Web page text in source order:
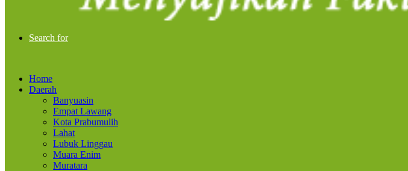
Search for
Home
Daerah
Banyuasin
Empat Lawang
Kota Prabumulih
Lahat
Lubuk Linggau
Muara Enim
Muratara